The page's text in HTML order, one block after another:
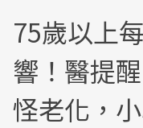
75歲以上
響！醫提
怪老化，